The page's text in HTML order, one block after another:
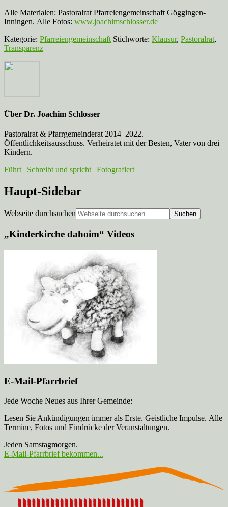
Alle Materialen: Pastoralrat Pfarreiengemeinschaft Göggingen-
Inningen. Alle Fotos: www.joachimschlosser.de
Kategorie: Pfarreiengemeinschaft Stichworte: Klausur, Pastoralrat,
Transparenz
Über Dr. Joachim Schlosser
Pastoralrat & Pfarrgemeinderat 2014–2022.
Öffentlichkeitsausschuss. Verheiratet mit der Besten, Vater von drei
Kindern.
Führt| Schreibt und spricht| Fotografiert
Haupt-Sidebar
Webseite durchsuchen
„Kinderkirche dahoim“ Videos
E-Mail-Pfarrbrief
Jede Woche Neues aus Ihrer Gemeinde:
Lesen Sie Ankündigungen immer als Erste. Geistliche Impulse. Alle
Termine, Fotos und Eindrücke der Veranstaltungen.
Jeden Samstagmorgen.
E-Mail-Pfarrbrief bekommen...